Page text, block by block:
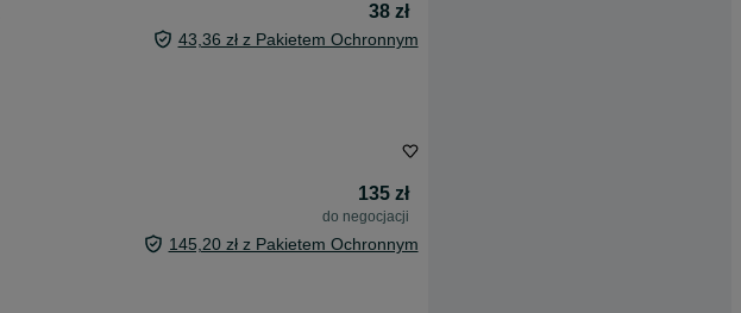
38 zł
43,36 zł z Pakietem Ochronnym
135 zł
do negocjacji
145,20 zł z Pakietem Ochronnym